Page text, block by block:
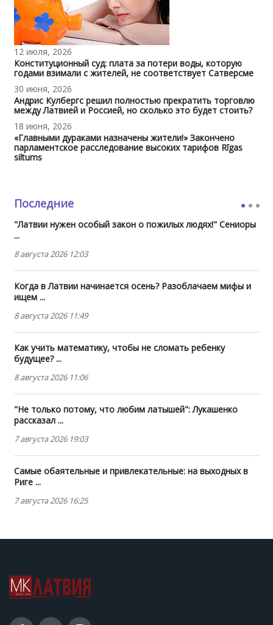
12 июля, 2026
Конституционный суд: плата за потери воды, которую
годами взимали с жителей, не соответствует Сатверсме
30 июня, 2026
Андрис Кулбергс решил полностью прекратить торговлю
между Латвией и Россией, но сколько это будет стоить?
18 июня, 2026
«Главными дураками назначены жители!» Закончено
парламентское расследование высоких тарифов Rīgas
siltums
Последние
"Латвии нужен особый закон о пожилых людях!" Сениоры
...
8 августа 2026 12:03
Когда в Латвии начинается осень? Разоблачаем мифы и
ищем ...
8 августа 2026 11:49
Как учить математику, чтобы не сломать ребенку
будущее? ...
8 августа 2026 11:06
"Не только потому, что любим латышей": Лукашенко
рассказал ...
7 августа 2026 19:03
Самые обаятельные и привлекательные: на выходных в
Риге ...
7 августа 2026 16:25